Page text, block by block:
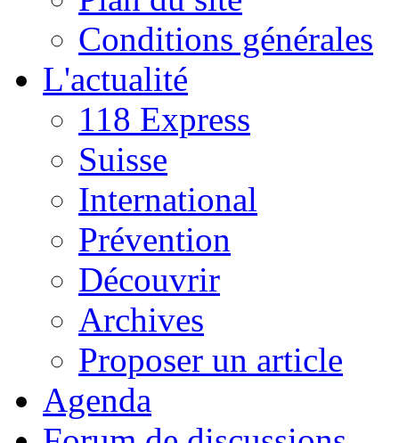
Conditions générales
L'actualité
118 Express
Suisse
International
Prévention
Découvrir
Archives
Proposer un article
Agenda